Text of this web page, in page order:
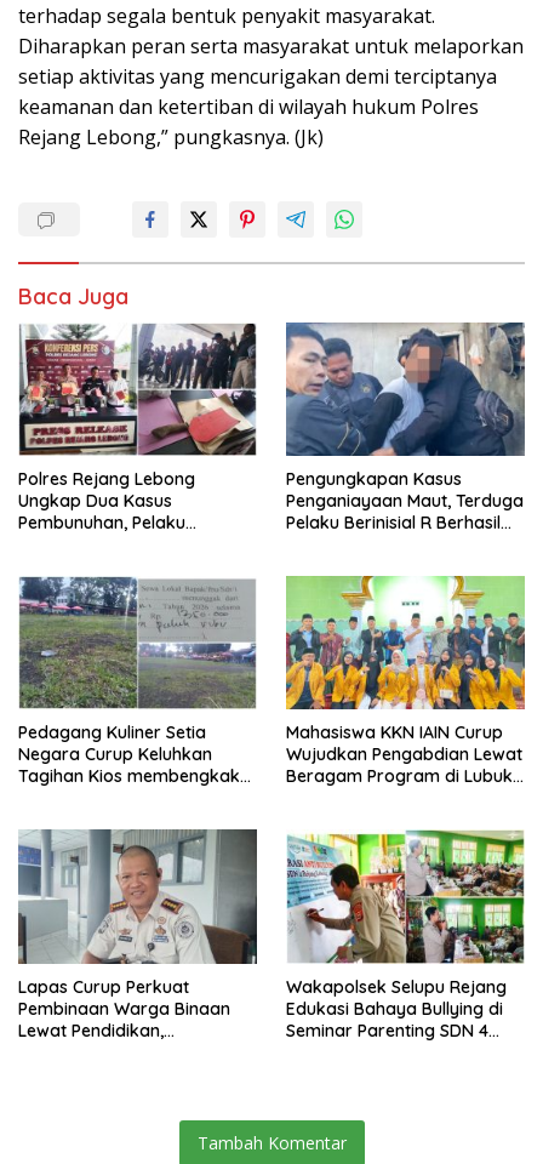
terhadap segala bentuk penyakit masyarakat.
Diharapkan peran serta masyarakat untuk melaporkan
setiap aktivitas yang mencurigakan demi terciptanya
keamanan dan ketertiban di wilayah hukum Polres
Rejang Lebong,” pungkasnya. (Jk)
Baca Juga
Polres Rejang Lebong
Ungkap Dua Kasus
Pembunuhan, Pelaku
Pengungkapan Kasus
Penganiayaan Maut, Terduga
Pelaku Berinisial R Berhasil
Pedagang Kuliner Setia
Negara Curup Keluhkan
Tagihan Kios membengkak
Mahasiswa KKN IAIN Curup
Wujudkan Pengabdian Lewat
Beragam Program di Lubuk
Lapas Curup Perkuat
Pembinaan Warga Binaan
Lewat Pendidikan,
Wakapolsek Selupu Rejang
Edukasi Bahaya Bullying di
Seminar Parenting SDN 4
Tambah Komentar